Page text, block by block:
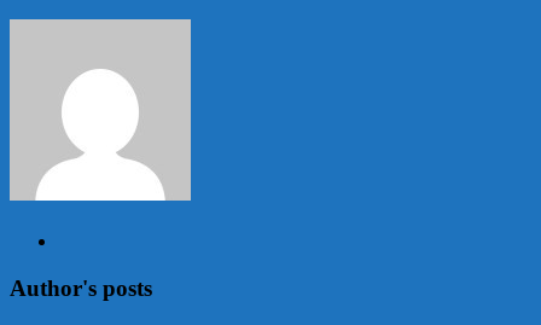
Author's posts